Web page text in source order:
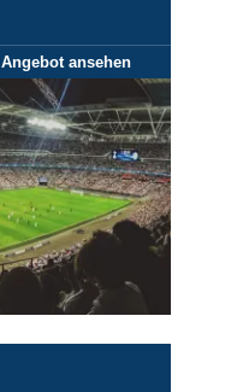
Angebot ansehen